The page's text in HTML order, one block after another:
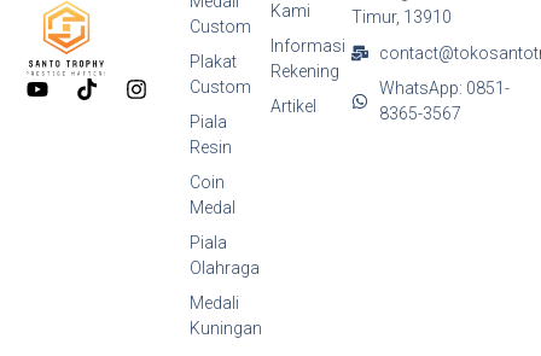
Y T
i
I
Kami
Informasi
Rekening
Artikel
Custom
Plakat
Custom
Piala
Resin
Coin
Medal
Piala
Olahraga
Medali
Kuningan
Timur, 13910
WhatsApp: 0851-
8365-3567